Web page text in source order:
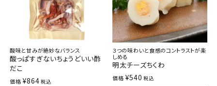
酸味と甘みが絶妙なバランス
酸っぱすぎないちょうどいい酢
だこ
価格 ¥864 税込
３つの味わいと食感のコントラストが楽
しめる
明太チーズちくわ
価格 ¥540 税込